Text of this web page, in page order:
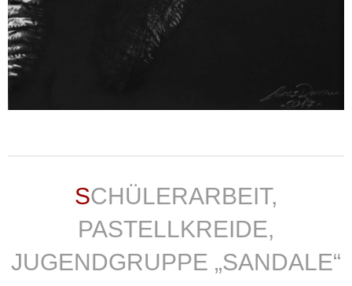
SCHÜLERARBEIT,
PASTELLKREIDE,
JUGENDGRUPPE „SANDALE“